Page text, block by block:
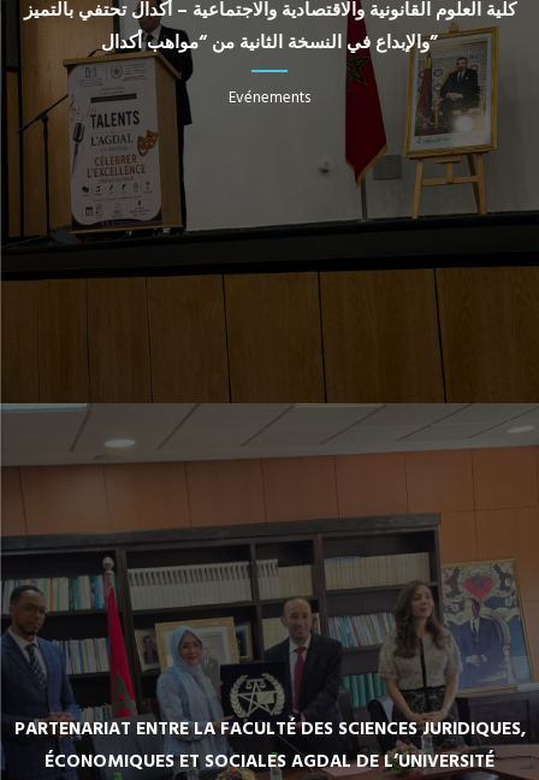
كلية العلوم القانونية والاقتصادية والاجتماعية – أكدال تحتفي بالتميز
والإبداع في النسخة الثانية من “مواهب أكدال”
Evénements
PARTENARIAT ENTRE LA FACULTÉ DES SCIENCES JURIDIQUES,
ÉCONOMIQUES ET SOCIALES AGDAL DE L’UNIVERSITÉ